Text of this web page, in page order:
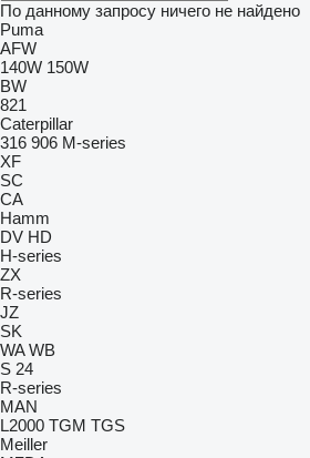
По данному запросу ничего не найдено
Puma
AFW
140W 150W
BW
821
Caterpillar
316 906 M-series
XF
SC
CA
Hamm
DV HD
H-series
ZX
R-series
JZ
SK
WA WB
S 24
R-series
MAN
L2000 TGM TGS
Meiller